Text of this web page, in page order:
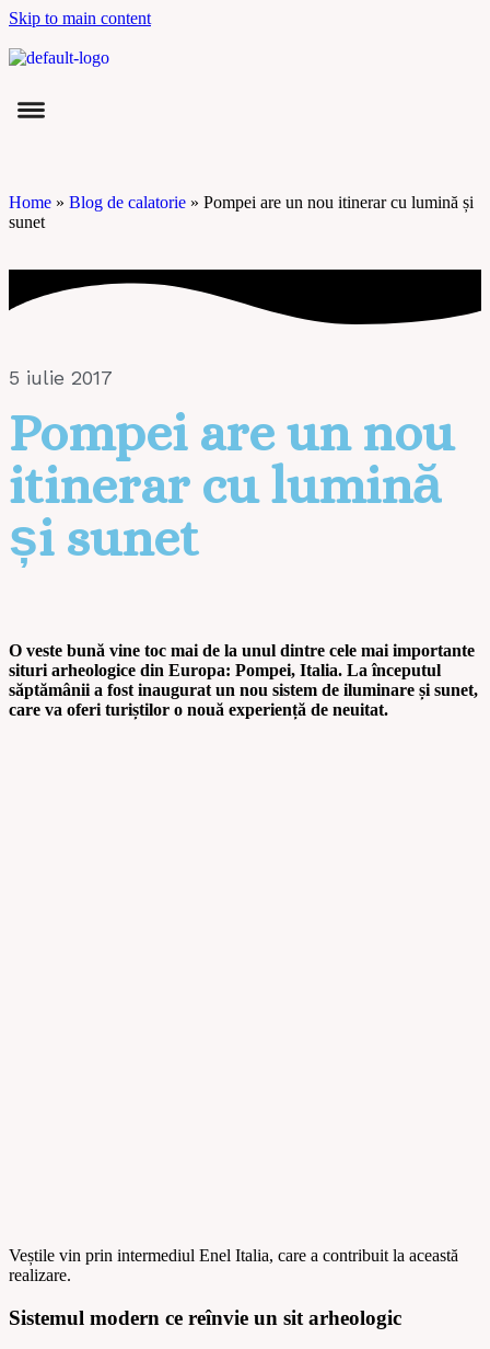
Skip to main content
Home » Blog de calatorie » Pompei are un nou itinerar cu lumină și
sunet
5 iulie 2017
Pompei are un nou
itinerar cu lumină
și sunet
O veste bună vine toc mai de la unul dintre cele mai importante
situri arheologice din Europa: Pompei, Italia. La începutul
săptămânii a fost inaugurat un nou sistem de iluminare și sunet,
care va oferi turiștilor o nouă experiență de neuitat.
Veștile vin prin intermediul Enel Italia, care a contribuit la această
realizare.
Sistemul modern ce reînvie un sit arheologic